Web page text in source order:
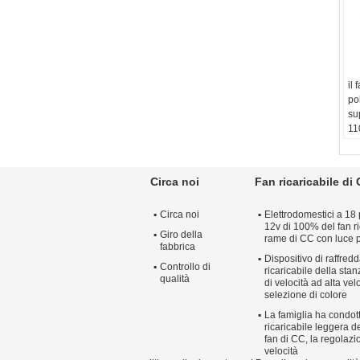
il
Circa noi
Circa noi
Giro della
fabbrica
Controllo di
qualità
Fan ricaricabile di
Elettrodomestici a
12v di 100% del fan
rame di CC con luce
Dispositivo di
ricaricabile della
di velocità ad alta
selezione di colore
La famiglia ha
ricaricabile leggera
fan di CC, la
velocità